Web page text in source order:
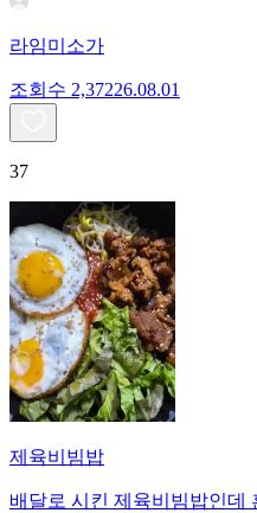
라임미소가
조회수 2,37226.08.01
37
제육비빔밥
배달로 시킨 제육비빔밥인데